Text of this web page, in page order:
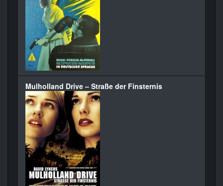
Mulholland Drive – Straße der Finsternis